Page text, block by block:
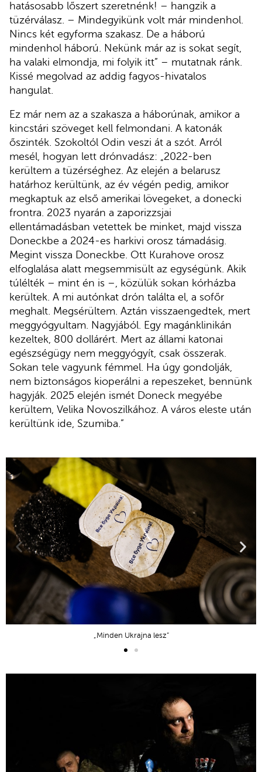
hatásosabb lőszert szeretnénk! – hangzik a
tüzérválasz. – Mindegyikünk volt már mindenhol.
Nincs két egyforma szakasz. De a háború
mindenhol háború. Nekünk már az is sokat segít,
ha valaki elmondja, mi folyik itt” – mutatnak ránk.
Kissé megolvad az addig fagyos-hivatalos
hangulat.
Ez már nem az a szakasza a háborúnak, amikor a
kincstári szöveget kell felmondani. A katonák
őszinték. Szokoltól Odin veszi át a szót. Arról
mesél, hogyan lett drónvadász: „2022-ben
kerültem a tüzérséghez. Az elején a belarusz
határhoz kerültünk, az év végén pedig, amikor
megkaptuk az első amerikai lövegeket, a donecki
frontra. 2023 nyarán a zaporizzsjai
ellentámadásban vetettek be minket, majd vissza
Doneckbe a 2024-es harkivi orosz támadásig.
Megint vissza Doneckbe. Ott Kurahove orosz
elfoglalása alatt megsemmisült az egységünk. Akik
túlélték – mint én is –, közülük sokan kórházba
kerültek. A mi autónkat drón találta el, a sofőr
meghalt. Megsérültem. Aztán visszaengedtek, mert
meggyógyultam. Nagyjából. Egy magánklinikán
kezeltek, 800 dollárért. Mert az állami katonai
egészségügy nem meggyógyít, csak összerak.
Sokan tele vagyunk fémmel. Ha úgy gondolják,
nem biztonságos kioperálni a repeszeket, bennünk
hagyják. 2025 elején ismét Doneck megyébe
kerültem, Velika Novoszilkához. A város eleste után
kerültünk ide, Szumiba.”
„Minden Ukrajna lesz”